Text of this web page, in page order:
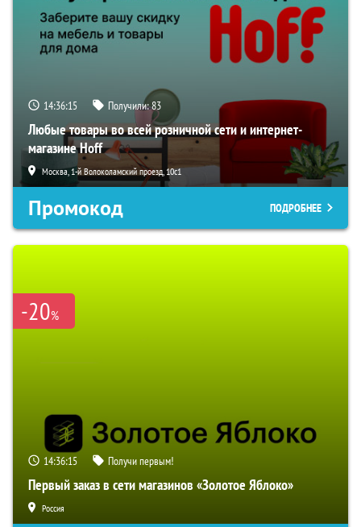
14:36:15 Получили:83
Любые товары во всей розничной сети и интернет-
магазине Hoff
Москва, 1-й Волоколамский проезд, 10с1
Промокод ПОДРОБНЕЕ
-20%
14:36:15 Получи первым!
Первый заказ в сети магазинов «Золотое Яблоко»
Россия